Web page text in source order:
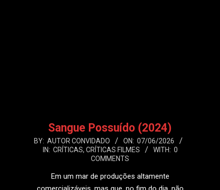
Sangue Possuído (2024)
2026-
BY: AUTOR CONVIDADO ON: 07/06/2026
IN: CRÍTICAS, CRÍTICAS FILMES WITH: 0
COMMENTS
Em um mar de produções altamente